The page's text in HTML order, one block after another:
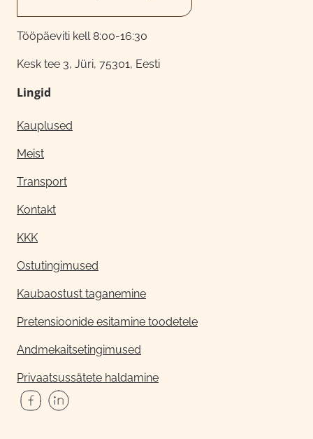
Tööpäeviti kell 8:00-16:30
Kesk tee 3, Jüri, 75301, Eesti
Lingid
Kauplused
Meist
Transport
Kontakt
KKK
Ostutingimused
Kaubaostust taganemine
Pretensioonide esitamine toodetele
Andmekaitsetingimused
Privaatsussätete haldamine